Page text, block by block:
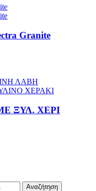
Granite
ΞΥΛ. ΧΕΡΙ
Αναζήτηση